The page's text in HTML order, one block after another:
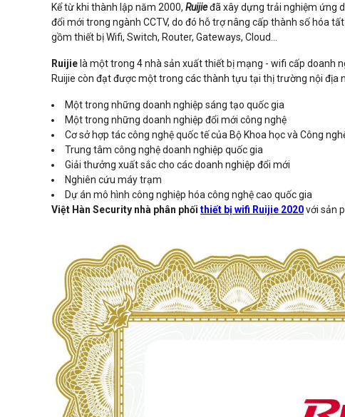
Kể từ khi thành lập năm 2000, Ruijieđã xây dựng trải nghiệm ứng
đổi mới trong ngành CCTV, do đó hỗ trợ nâng cấp thành số hóa
gồm thiết bị Wifi, Switch, Router, Gateways, Cloud...
Ruijie là một trong 4 nhà sản xuất thiết bị mạng - wifi cấp doanh
Ruijie còn đạt được một trong các thành tựu tại thị trường nội địa
Một trong những doanh nghiệp sáng tạo quốc gia
Một trong những doanh nghiệp đổi mới công nghệ
Cơ sở hợp tác công nghệ quốc tế của Bộ Khoa học và Công
Trung tâm công nghệ doanh nghiệp quốc gia
Giải thưởng xuất sắc cho các doanh nghiệp đổi mới
Nghiên cứu máy trạm
Dự án mô hình công nghiệp hóa công nghệ cao quốc gia
Việt Hàn Security nhà phân phối thiết bị wifi Ruijie 2020với sản